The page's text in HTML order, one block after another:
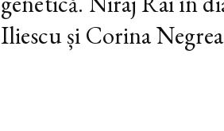
Iliescu și Corina Negrea